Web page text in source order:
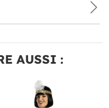
AUSSI :